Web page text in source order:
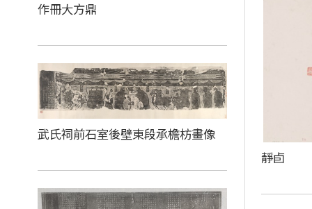
作冊大方鼎
靜卣
武氏祠前石室後壁東段承檐枋畫像